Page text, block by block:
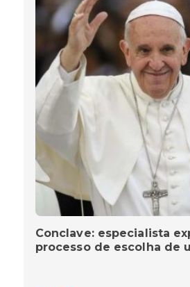
Conclave: especialista
processo de escolha de